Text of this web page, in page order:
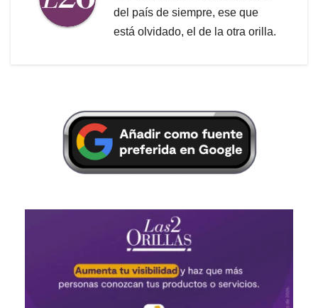
del país de siempre, ese que
está olvidado, el de la otra orilla.